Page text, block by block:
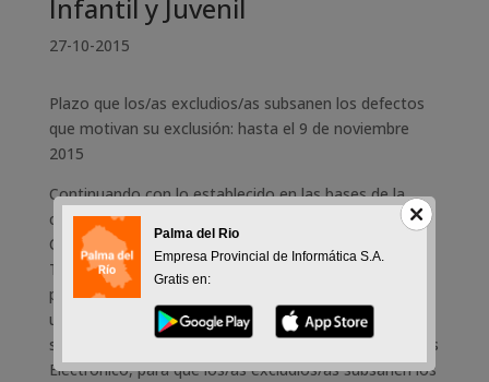
Infantil y Juvenil
27-10-2015
Plazo que los/as excludios/as subsanen los defectos
que motivan su exclusión: hasta el 9 de noviembre
2015
Continuando con lo establecido en las bases de la
convocatoria del Plan Extraordinario Juvenil para la
Contratación de 4 Monitores/as de Actividades de
Tiempo Libre Infantil y Juvenil, se ha aprobado la lista
provisional de admitidos/as y excluidos/as, fijándose
un plazo de diez días hábiles, contados a partir del día
siguiente al de su publicación en el Tablón de Anuncios
Electrónico, para que los/as excludios/as subsanen los
Palma del Rio
Empresa Provincial de Informática S.A.
Gratis en: